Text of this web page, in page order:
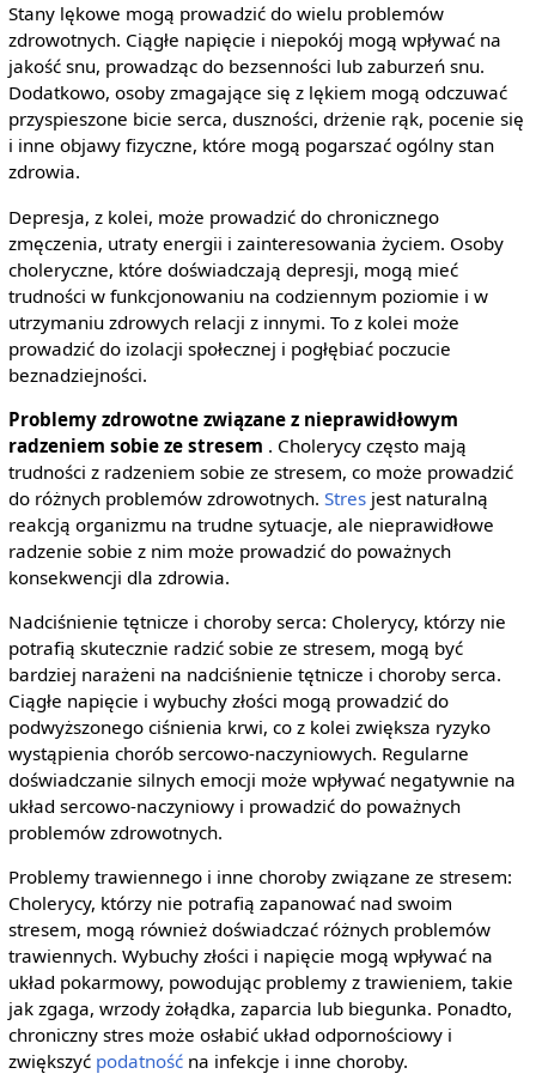
Stany lękowe mogą prowadzić do wielu problemów
zdrowotnych. Ciągłe napięcie i niepokój mogą wpływać na
jakość snu, prowadząc do bezsenności lub zaburzeń snu.
Dodatkowo, osoby zmagające się z lękiem mogą odczuwać
przyspieszone bicie serca, duszności, drżenie rąk, pocenie się
i inne objawy fizyczne, które mogą pogarszać ogólny stan
zdrowia.
Depresja, z kolei, może prowadzić do chronicznego
zmęczenia, utraty energii i zainteresowania życiem. Osoby
choleryczne, które doświadczają depresji, mogą mieć
trudności w funkcjonowaniu na codziennym poziomie i w
utrzymaniu zdrowych relacji z innymi. To z kolei może
prowadzić do izolacji społecznej i pogłębiać poczucie
beznadziejności.
Problemy zdrowotne związane z nieprawidłowym
radzeniem sobie ze stresem . Cholerycy często mają
trudności z radzeniem sobie ze stresem, co może prowadzić
do różnych problemów zdrowotnych. Stresjest naturalną
reakcją organizmu na trudne sytuacje, ale nieprawidłowe
radzenie sobie z nim może prowadzić do poważnych
konsekwencji dla zdrowia.
Nadciśnienie tętnicze i choroby serca: Cholerycy, którzy nie
potrafią skutecznie radzić sobie ze stresem, mogą być
bardziej narażeni na nadciśnienie tętnicze i choroby serca.
Ciągłe napięcie i wybuchy złości mogą prowadzić do
podwyższonego ciśnienia krwi, co z kolei zwiększa ryzyko
wystąpienia chorób sercowo-naczyniowych. Regularne
doświadczanie silnych emocji może wpływać negatywnie na
układ sercowo-naczyniowy i prowadzić do poważnych
problemów zdrowotnych.
Problemy trawiennego i inne choroby związane ze stresem:
Cholerycy, którzy nie potrafią zapanować nad swoim
stresem, mogą również doświadczać różnych problemów
trawiennych. Wybuchy złości i napięcie mogą wpływać na
układ pokarmowy, powodując problemy z trawieniem, takie
jak zgaga, wrzody żołądka, zaparcia lub biegunka. Ponadto,
chroniczny stres może osłabić układ odpornościowy i
zwiększyć podatnośćna infekcje i inne choroby.